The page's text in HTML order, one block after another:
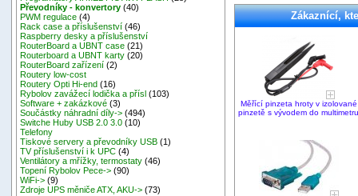
Převodníky - konvertory (40)
PWM regulace (4)
Rack case a příslušenství (46)
Raspberry desky a příslušenství
RouterBoard a UBNT case (21)
Routerboard a UBNT karty (20)
RouterBoard zařízení (2)
Routery low-cost
Routery Opti Hi-end (16)
Rybolov zavážecí lodička a přísl (103)
Software + zakázkové (3)
Součástky náhradní díly-> (494)
Switche Huby USB 2.0 3.0 (10)
Telefony
Tiskové servery a převodníky USB (1)
TV příslušenství i k UPC (4)
Ventilátory a mřížky, termostaty (46)
Topení Rybolov Pece-> (90)
WiFi-> (9)
Zdroje UPS měniče ATX, AKU-> (73)
Zákaznící,
Měřící pinzeta hroty v izolované
pinzetě s vývodem do